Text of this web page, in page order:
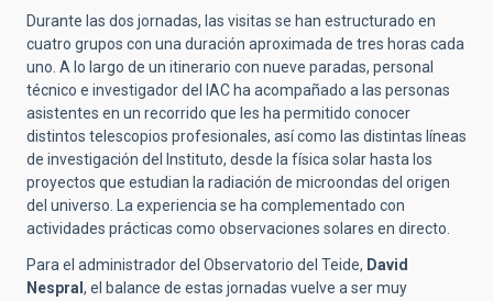
Durante las dos jornadas, las visitas se han estructurado en
cuatro grupos con una duración aproximada de tres horas cada
uno. A lo largo de un itinerario con nueve paradas, personal
técnico e investigador del IAC ha acompañado a las personas
asistentes en un recorrido que les ha permitido conocer
distintos telescopios profesionales, así como las distintas líneas
de investigación del Instituto, desde la física solar hasta los
proyectos que estudian la radiación de microondas del origen
del universo. La experiencia se ha complementado con
actividades prácticas como observaciones solares en directo.
Para el administrador del Observatorio del Teide, David
Nespral , el balance de estas jornadas vuelve a ser muy